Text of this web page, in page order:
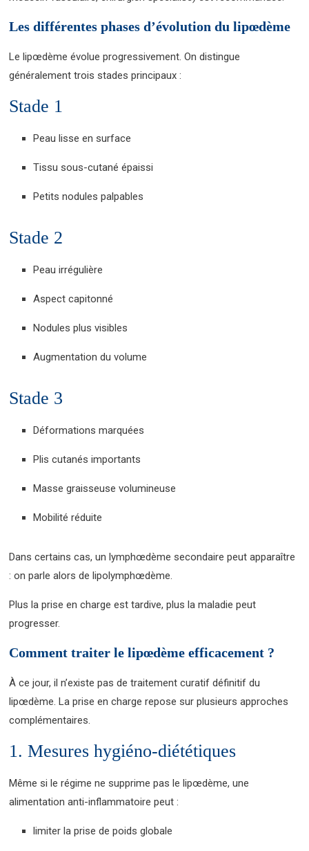
Les différentes phases d’évolution du lipœdème
Le lipœdème évolue progressivement. On distingue
généralement trois stades principaux :
Stade 1
Peau lisse en surface
Tissu sous-cutané épaissi
Petits nodules palpables
Stade 2
Peau irrégulière
Aspect capitonné
Nodules plus visibles
Augmentation du volume
Stade 3
Déformations marquées
Plis cutanés importants
Masse graisseuse volumineuse
Mobilité réduite
Dans certains cas, un lymphœdème secondaire peut apparaître
: on parle alors de lipolymphœdème.
Plus la prise en charge est tardive, plus la maladie peut
progresser.
Comment traiter le lipœdème efficacement ?
À ce jour, il n’existe pas de traitement curatif définitif du
lipœdème. La prise en charge repose sur plusieurs approches
complémentaires.
1. Mesures hygiéno-diététiques
Même si le régime ne supprime pas le lipœdème, une
alimentation anti-inflammatoire peut :
limiter la prise de poids globale